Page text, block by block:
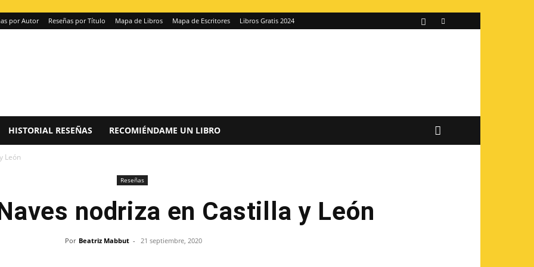
por Autor Reseñas por Título Mapa de Libros Mapa de Escritores Libros Gratis 2024
HISTORIAL RESEÑAS RECOMIÉNDAME UN LIBRO
León
Reseñas
nodriza en Castilla y León
Por Beatriz Mabbut - 21 septiembre, 2020